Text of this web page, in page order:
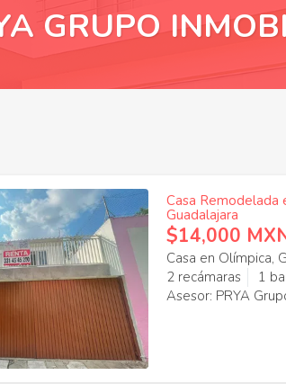
GRUPO
Casa Remodelada
Guadalajara
$14,000
Casa en Olímpica,
2 recámaras
1
Asesor: PRYA